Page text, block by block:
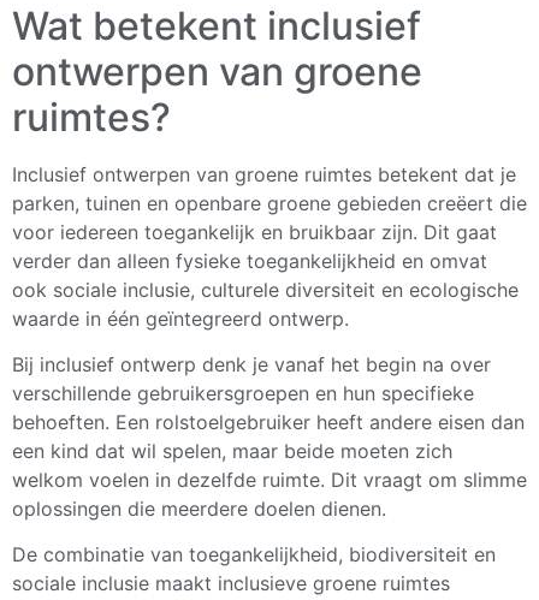
Wat betekent inclusief
ontwerpen van groene
ruimtes?
Inclusief ontwerpen van groene ruimtes betekent dat je
parken, tuinen en openbare groene gebieden creëert die
voor iedereen toegankelijk en bruikbaar zijn. Dit gaat
verder dan alleen fysieke toegankelijkheid en omvat
ook sociale inclusie, culturele diversiteit en ecologische
waarde in één geïntegreerd ontwerp.
Bij inclusief ontwerp denk je vanaf het begin na over
verschillende gebruikersgroepen en hun specifieke
behoeften. Een rolstoelgebruiker heeft andere eisen dan
een kind dat wil spelen, maar beide moeten zich
welkom voelen in dezelfde ruimte. Dit vraagt om slimme
oplossingen die meerdere doelen dienen.
De combinatie van toegankelijkheid, biodiversiteit en
sociale inclusie maakt inclusieve groene ruimtes